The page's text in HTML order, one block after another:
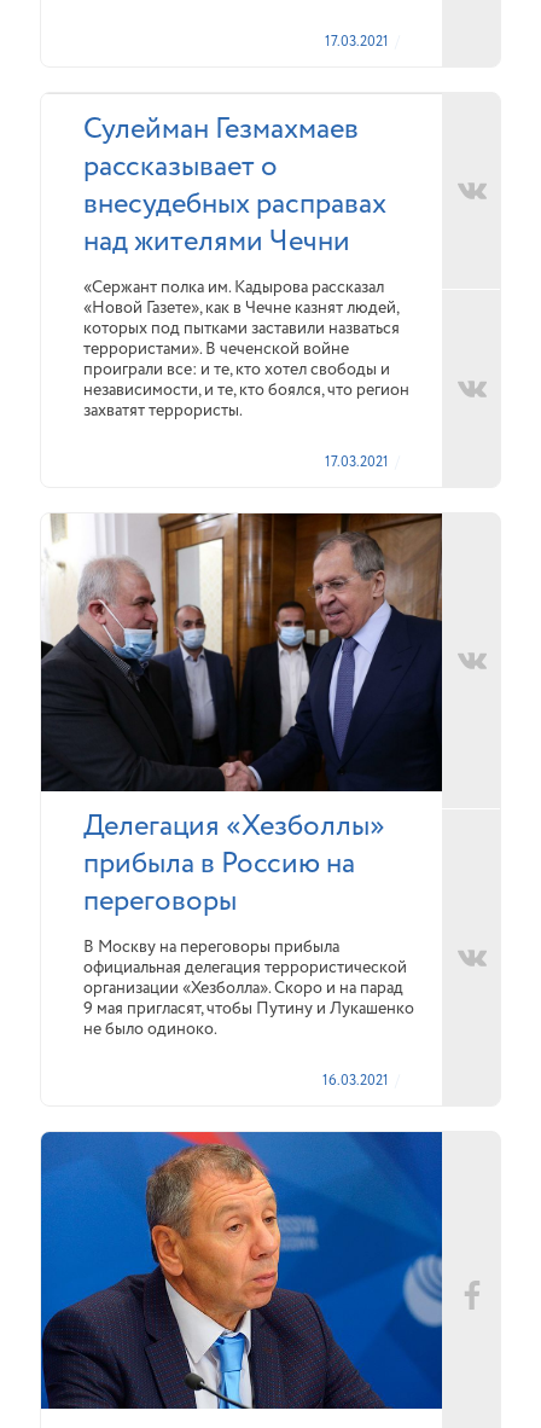
17.03.2021
Сулейман Гезмахмаев
рассказывает о
внесудебных расправах
над жителями Чечни
«Сержант полка им. Кадырова рассказал
«Новой Газете», как в Чечне казнят людей,
которых под пытками заставили назваться
террористами». В чеченской войне
проиграли все: и те, кто хотел свободы и
независимости, и те, кто боялся, что регион
захватят террористы.
17.03.2021
Делегация «Хезболлы»
прибыла в Россию на
переговоры
В Москву на переговоры прибыла
официальная делегация террористической
организации «Хезболла». Скоро и на парад
9 мая пригласят, чтобы Путину и Лукашенко
не было одиноко.
16.03.2021